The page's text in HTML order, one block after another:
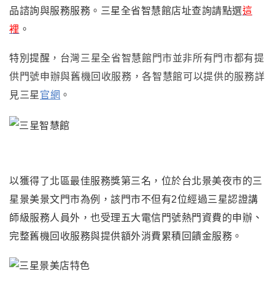
品諮詢與服務服務。 三星全省智慧館店址查詢請點選這
裡 。
特別提醒 ， 台灣三星全省智慧館門市並非所有門市都有提
供門號申辦與舊機回收服務 ，各智慧館可以提供的服務詳
見三星 官網 。
以獲得了北區最佳服務獎第三名 ， 位於台北景美夜市的三
星景美景文門市為例
， 該門市不但有2位經過三星認證講
師級服務人員外，也受理五大電信門號熱門資費的申辦 、
完整舊機回收服務與提供額外消費累積回饋金服務 。